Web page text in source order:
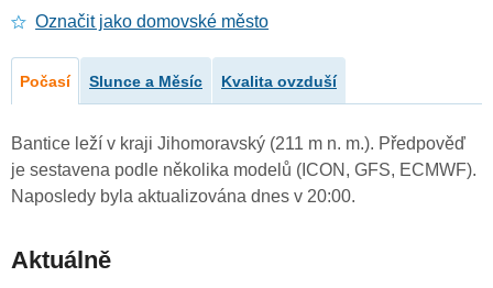
Označit jako domovské město
Počasí Slunce a Měsíc Kvalita ovzduší
Bantice leží v kraji Jihomoravský (211 m n. m.). Předpověď
je sestavena podle několika modelů (ICON, GFS, ECMWF).
Naposledy byla aktualizována dnes v 20:00.
Aktuálně